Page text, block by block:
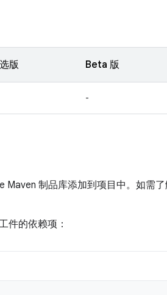
版 Beta 版
-
制品库添加到项目中。如需
件的依赖项：